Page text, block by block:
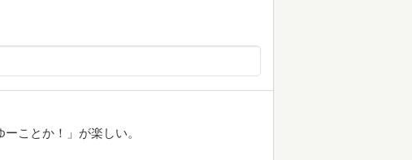
ことか！」が楽しい。